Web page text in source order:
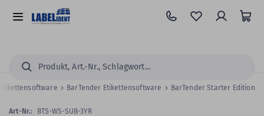
Hauptinhalt
springen
Alle
Suchen...
BarTender Etikettensoftware BarTender Starter Edition
Art-Nr.: BTS-WS-SUB-3YR